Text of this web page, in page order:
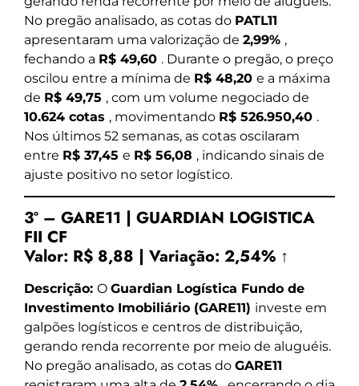
No pregão analisado, as cotas do PATL11
apresentaram uma valorização de 2,99% ,
fechando a R$ 49,60 . Durante o pregão, o preço
oscilou entre a mínima de R$ 48,20 e a máxima
de R$ 49,75 , com um volume negociado de
10.624 cotas , movimentando R$ 526.950,40 .
Nos últimos 52 semanas, as cotas oscilaram
entre R$ 37,45 e R$ 56,08 , indicando sinais de
ajuste positivo no setor logístico.
3º – GARE11 | GUARDIAN LOGISTICA
FII CF
Valor: R$ 8,88 | Variação: 2,54% ↑
Descrição: O Guardian Logística Fundo de
Investimento Imobiliário (GARE11) investe em
galpões logísticos e centros de distribuição,
gerando renda recorrente por meio de aluguéis.
No pregão analisado, as cotas do GARE11